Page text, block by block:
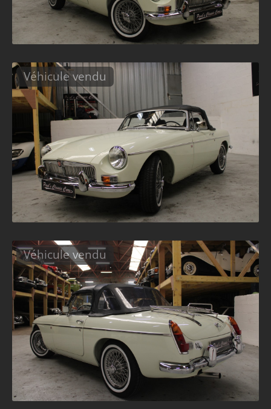
Véhicule vendu
Véhicule vendu